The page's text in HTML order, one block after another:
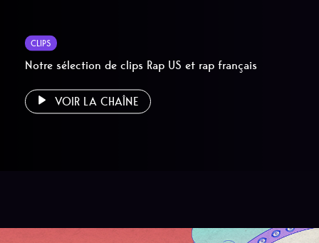
CLIPS
Notre sélection de clips Rap US et rap français
VOIR LA CHAÎNE